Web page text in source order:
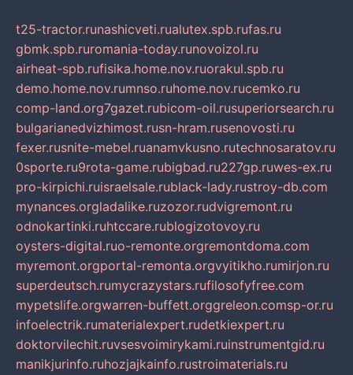
t25-tractor.runashicveti.rualutex.spb.rufas.ru
gbmk.spb.ruromania-today.runovoizol.ru
airheat-spb.rufisika.home.nov.ruorakul.spb.ru
demo.home.nov.rumnso.ruhome.nov.rucemko.ru
comp-land.org7gazet.rubicom-oil.rusuperiorsearch.ru
bulgarianedvizhimost.rusn-hram.rusenovosti.ru
fexer.rusnite-mebel.ruanamvkusno.rutechnosaratov.ru
0sporte.ru9rota-game.rubigbad.ru227gp.ruwes-ex.ru
pro-kirpichi.ruisraelsale.rublack-lady.rustroy-db.com
mynances.orgladalike.ruzozor.rudvigremont.ru
odnokartinki.ruhtccare.rublogizotovoy.ru
oysters-digital.ruo-remonte.orgremontdoma.com
myremont.orgportal-remonta.orgvyitikho.rumirjon.ru
superdeutsch.rumycrazystars.rufilosofyfree.com
mypetslife.orgwarren-buffett.orggreleon.comsp-or.ru
infoelectrik.rumaterialexpert.rudetkiexpert.ru
doktorvilechit.ruvsesvoimirykami.ruinstrumentgid.ru
manikjurinfo.ruhozjajkainfo.rustroimaterials.ru